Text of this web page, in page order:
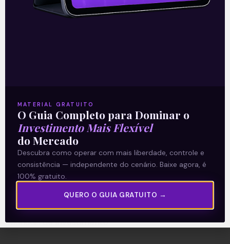
Termos e Condições
Política de Privacidade
Explore
Artigos
E Eu Com Isso?
Vídeos no Youtube
Manuais de Investimento
MATERIAL GRATUITO
O Guia Completo para Dominar o
Investimento Mais Flexível
do Mercado
Descubra como operar com mais liberdade, controle e
consistência — independente do cenário. Baixe agora, é
100% gratuito.
QUERO O GUIA GRATUITO →